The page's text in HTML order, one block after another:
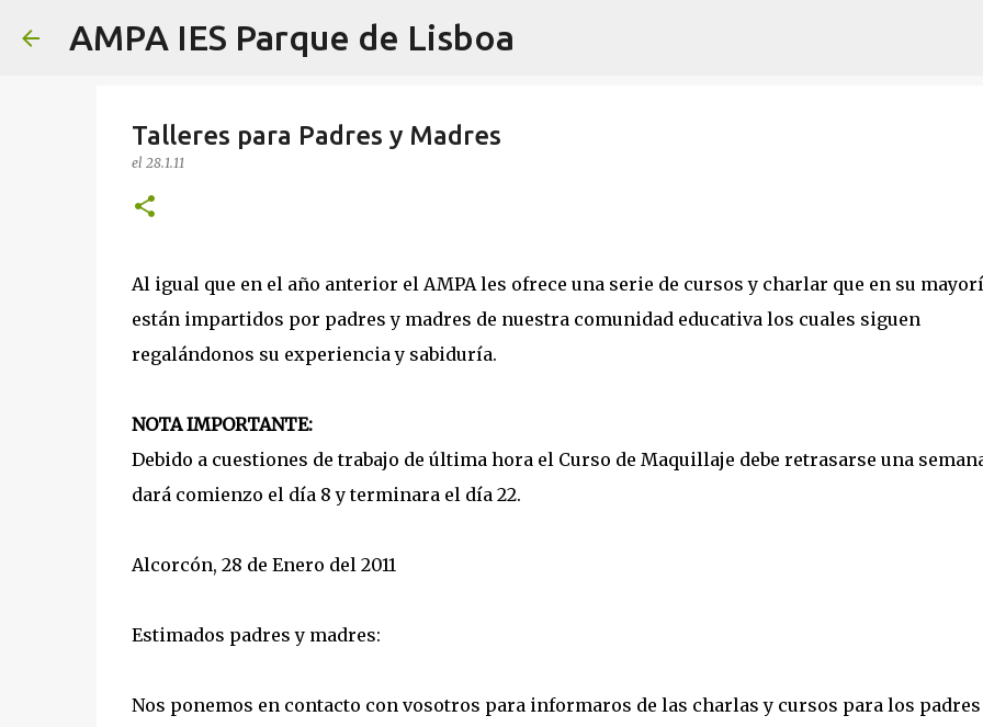
AMPA IES Parque de Lisboa
Talleres para Padres y Madres
el 28.1.11
Al igual que en el año anterior el AMPA les ofrece una serie de cursos y charlar que en su
están impartidos por padres y madres de nuestra comunidad educativa los cuales siguen
regalándonos su experiencia y sabiduría.
NOTA IMPORTANTE:
Debido a cuestiones de trabajo de última hora el Curso de Maquillaje debe retrasarse una
dará comienzo el día 8 y terminara el día 22.
Alcorcón, 28 de Enero del 2011
Estimados padres y madres:
Nos ponemos en contacto con vosotros para informaros de las charlas y cursos para los padres